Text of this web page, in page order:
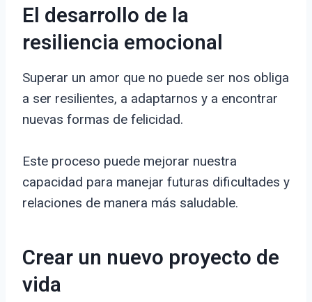
El desarrollo de la
resiliencia emocional
Superar un amor que no puede ser nos obliga
a ser resilientes, a adaptarnos y a encontrar
nuevas formas de felicidad.
Este proceso puede mejorar nuestra
capacidad para manejar futuras dificultades y
relaciones de manera más saludable.
Crear un nuevo proyecto de
vida